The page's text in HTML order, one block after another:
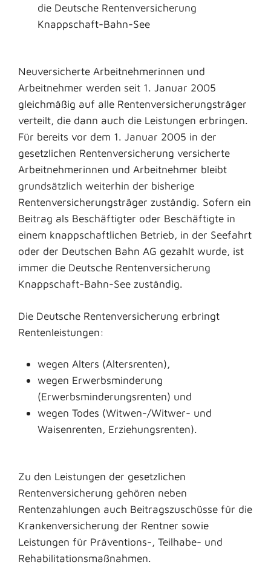
die Deutsche Rentenversicherung
Knappschaft-Bahn-See
Neuversicherte Arbeitnehmerinnen und
Arbeitnehmer werden seit 1. Januar 2005
gleichmäßig auf alle Rentenversicherungsträger
verteilt, die dann auch die Leistungen erbringen.
Für bereits vor dem 1. Januar 2005 in der
gesetzlichen Rentenversicherung versicherte
Arbeitnehmerinnen und Arbeitnehmer bleibt
grundsätzlich weiterhin der bisherige
Rentenversicherungsträger zuständig. Sofern ein
Beitrag als Beschäftigter oder Beschäftigte in
einem knappschaftlichen Betrieb, in der Seefahrt
oder der Deutschen Bahn AG gezahlt wurde, ist
immer die Deutsche Rentenversicherung
Knappschaft-Bahn-See zuständig.
Die Deutsche Rentenversicherung erbringt
Rentenleistungen:
wegen Alters (Altersrenten),
wegen Erwerbsminderung
(Erwerbsminderungsrenten) und
wegen Todes (Witwen-/Witwer- und
Waisenrenten, Erziehungsrenten).
Zu den Leistungen der gesetzlichen
Rentenversicherung gehören neben
Rentenzahlungen auch Beitragszuschüsse für die
Krankenversicherung der Rentner sowie
Leistungen für Präventions-, Teilhabe- und
Rehabilitationsmaßnahmen.